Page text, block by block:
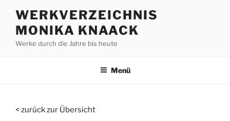
Inhalt
springen
WERKVERZEICHNIS
MONIKA KNAACK
Werke durch die Jahre bis heute
Menü
< zurück zur Übersicht